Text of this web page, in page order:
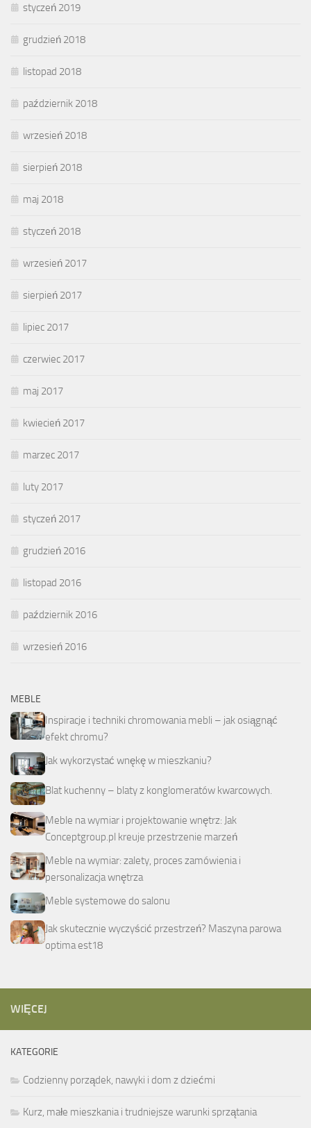
styczeń 2019
grudzień 2018
listopad 2018
październik 2018
wrzesień 2018
sierpień 2018
maj 2018
styczeń 2018
wrzesień 2017
sierpień 2017
lipiec 2017
czerwiec 2017
maj 2017
kwiecień 2017
marzec 2017
luty 2017
styczeń 2017
grudzień 2016
listopad 2016
październik 2016
wrzesień 2016
MEBLE
Inspiracje i techniki chromowania mebli – jak osiągnąć
efekt chromu?
Jak wykorzystać wnękę w mieszkaniu?
Blat kuchenny – blaty z konglomeratów kwarcowych.
Meble na wymiar i projektowanie wnętrz: Jak
Conceptgroup.pl kreuje przestrzenie marzeń
Meble na wymiar: zalety, proces zamówienia i
personalizacja wnętrza
Meble systemowe do salonu
Jak skutecznie wyczyścić przestrzeń? Maszyna parowa
optima est18
WIĘCEJ
KATEGORIE
Codzienny porządek, nawyki i dom z dziećmi
Kurz, małe mieszkania i trudniejsze warunki sprzątania